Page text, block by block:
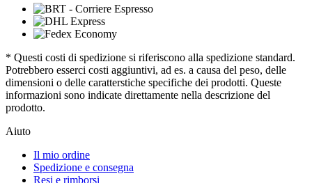
* Questi costi di spedizione si riferiscono alla spedizione standard.
Potrebbero esserci costi aggiuntivi, ad es. a causa del peso, delle
dimensioni o delle caratterstiche specifiche dei prodotti. Queste
informazioni sono indicate direttamente nella descrizione del
prodotto.
Aiuto
Il mio ordine
Spedizione e consegna
Resi e rimborsi